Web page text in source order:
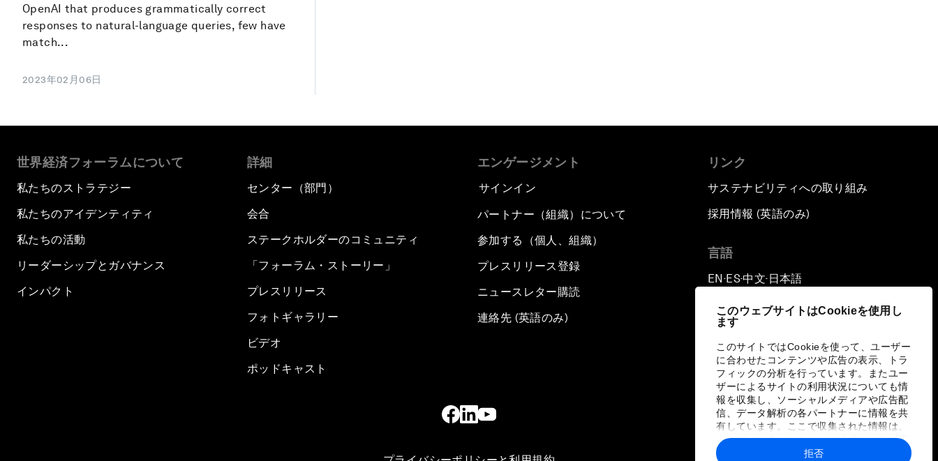
このウェブサイトはCookieを使用し
ます
このサイトではCookieを使って、ユーザー
に合わせたコンテンツや広告の表示、トラ
フィックの分析を行っています。またユー
ザーによるサイトの利用状況についても情
報を収集し、ソーシャルメディアや広告配
信、データ解析の各パートナーに情報を共
有しています。ここで収集された情報は、
ユーザーが各パートナーに提供した他の情
報や各パートナーのサービスを使用した際
拒否
OpenAI that produces grammatically correct
responses to natural-language queries, few have
match...
2023年02月06日
世界経済フォーラムについて
私たちのストラテジー
私たちのアイデンティティ
私たちの活動
リーダーシップとガバナンス
インパクト
詳細
センター（部門）
会合
ステークホルダーのコミュニティ
「フォーラム・ストーリー」
プレスリリース
フォトギャラリー
ビデオ
ポッドキャスト
エンゲージメント
サインイン
パートナー（組織）について
参加する（個人、組織）
プレスリリース登録
ニュースレター購読
連絡先 (英語のみ)
リンク
サステナビリティへの取り組み
採用情報 (英語のみ)
言語
EN ▪ ES▪中文▪ 日本語